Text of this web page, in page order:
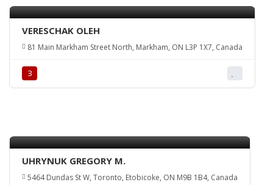
VERESCHAK OLEH
81 Main Markham Street North, Markham, ON L3P 1X7, Canada
З
UHRYNUK GREGORY M.
5464 Dundas St W, Toronto, Etobicoke, ON M9B 1B4, Canada